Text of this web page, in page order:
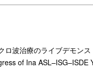
ロ波治療のライブデモン
of Ina ASL–ISG–ISDE